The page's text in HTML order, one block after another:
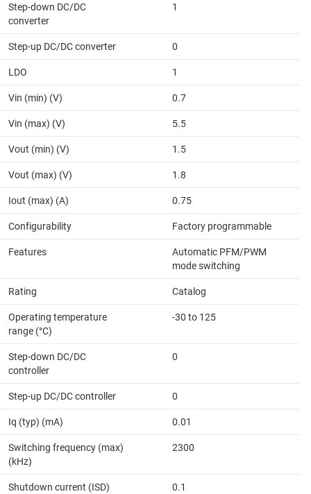
Step-down DC/DC
converter
1
Step-up DC/DC converter 0
LDO 1
Vin (min) (V) 0.7
Vin (max) (V) 5.5
Vout (min) (V) 1.5
Vout (max) (V) 1.8
Iout (max) (A) 0.75
Configurability Factory programmable
Features
Automatic PFM/PWM
mode switching
Rating Catalog
Operating temperature
range (°C)
-30 to 125
Step-down DC/DC
controller
0
Step-up DC/DC controller 0
Iq (typ) (mA) 0.01
Switching frequency (max)
(kHz)
2300
Shutdown current (ISD)
0.1